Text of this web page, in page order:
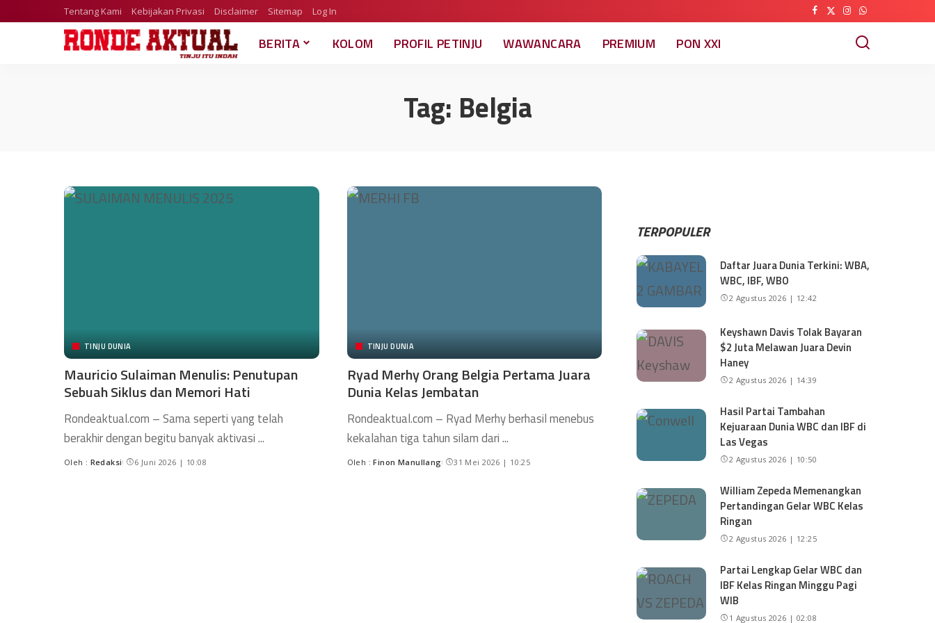
Tentang Kami Kebijakan Privasi Disclaimer Sitemap Log In
BERITA KOLOM PROFIL PETINJU WAWANCARA PREMIUM PON XXI
Tag: Belgia
TINJU DUNIA
Mauricio Sulaiman Menulis: Penutupan
Sebuah Siklus dan Memori Hati
Rondeaktual.com – Sama seperti yang telah
berakhir dengan begitu banyak aktivasi...
Oleh : Redaksi 6 Juni 2026 | 10:08
TINJU DUNIA
Ryad Merhy Orang Belgia Pertama Juara
Dunia Kelas Jembatan
Rondeaktual.com – Ryad Merhy berhasil menebus
kekalahan tiga tahun silam dari...
Oleh : Finon Manullang 31 Mei 2026 | 10:25
TERPOPULER
Daftar Juara Dunia Terkini: WBA,
WBC, IBF, WBO
2 Agustus 2026 | 12:42
Keyshawn Davis Tolak Bayaran
$2 Juta Melawan Juara Devin
Haney
2 Agustus 2026 | 14:39
Hasil Partai Tambahan
Kejuaraan Dunia WBC dan IBF di
Las Vegas
2 Agustus 2026 | 10:50
William Zepeda Memenangkan
Pertandingan Gelar WBC Kelas
Ringan
2 Agustus 2026 | 12:25
Partai Lengkap Gelar WBC dan
IBF Kelas Ringan Minggu Pagi
WIB
1 Agustus 2026 | 02:08